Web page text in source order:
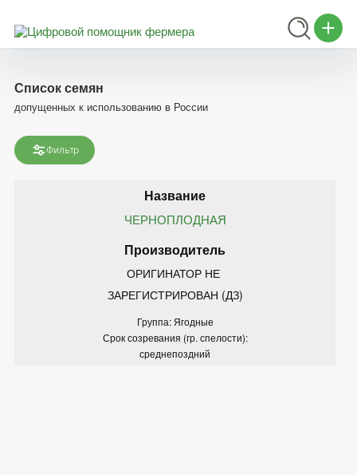
Список семян
допущенных к использованию в России
Фильтр
ЧЕРНОПЛОДНАЯ
ОРИГИНАТОР НЕ
ЗАРЕГИСТРИРОВАН (ДЗ)
Группа: Ягодные
Срок созревания (гр. спелости):
среднепоздний